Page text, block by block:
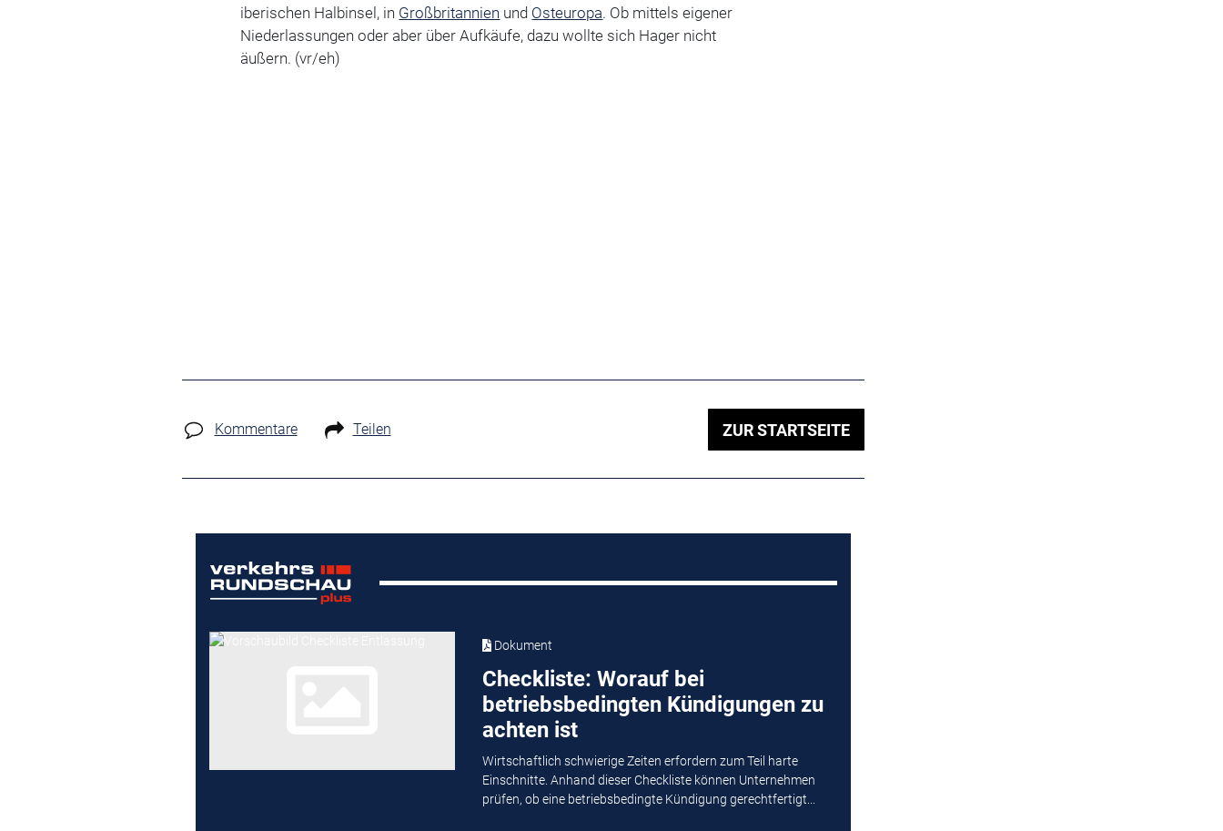
iberischen Halbinsel, in Großbritannien und Osteuropa. Ob mittels eigener
Niederlassungen oder aber über Aufkäufe, dazu wollte sich Hager nicht
äußern. (vr/eh)
Kommentare Teilen ZUR STARTSEITE
Dokument
Checkliste: Worauf bei
betriebsbedingten Kündigungen zu
achten ist
Wirtschaftlich schwierige Zeiten erfordern zum Teil harte
Einschnitte. Anhand dieser Checkliste können Unternehmen
prüfen, ob eine betriebsbedingte Kündigung gerechtfertigt...